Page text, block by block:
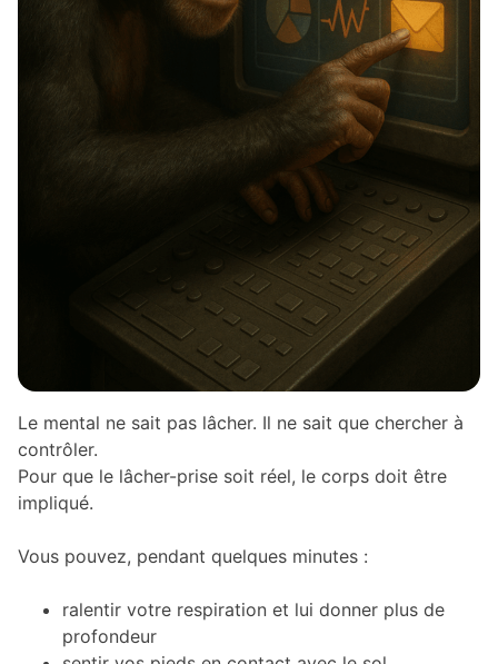
Le mental ne sait pas lâcher. Il ne sait que chercher à
contrôler.
Pour que le lâcher-prise soit réel, le corps doit être
impliqué.
Vous pouvez, pendant quelques minutes :
ralentir votre respiration et lui donner plus de
profondeur